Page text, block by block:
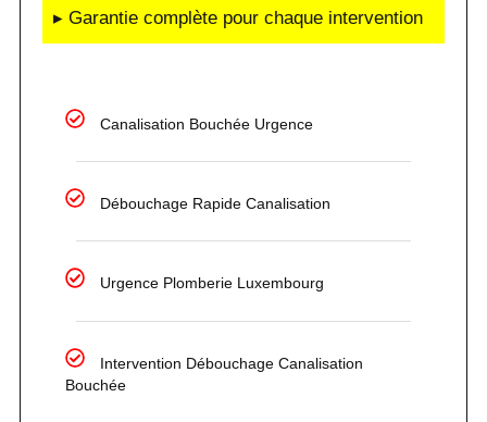
▸ Garantie complète pour chaque intervention
Canalisation Bouchée Urgence
Débouchage Rapide Canalisation
Urgence Plomberie Luxembourg
Intervention Débouchage Canalisation
Bouchée